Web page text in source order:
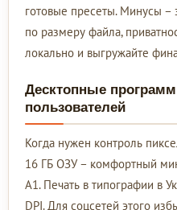
готовые пресеты. Минусы –
по размеру файла,
локально и выгружайте
Десктопные
пользователей
Когда нужен контроль
16 ГБ ОЗУ – комфортный
А1. Печать в типографии в
DPI. Для соцсетей этого